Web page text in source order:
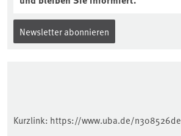
Newsletter abonnieren
Kurzlink: https://www.uba.de/n308526de